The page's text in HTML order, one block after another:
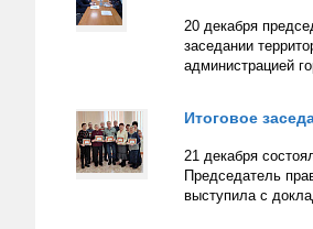
20 декабря
заседании
администрацией
Итоговое
21 декабря
Председатель
выступила с